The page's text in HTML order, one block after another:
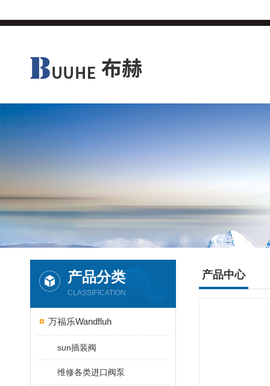
产品分类
CLASSIFICATION
万福乐Wandfluh
sun插装阀
维修各类进口阀泵
产品中心